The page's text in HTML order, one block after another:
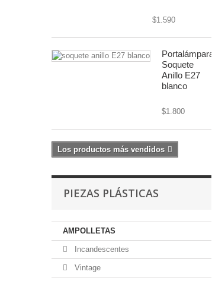
$1.590
Portalámpara
Soquete
Anillo E27
blanco
$1.800
Los productos más vendidos
PIEZAS PLÁSTICAS
AMPOLLETAS
Incandescentes
Vintage